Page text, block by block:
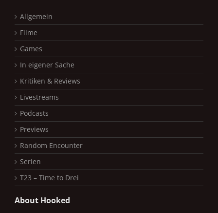
Allgemein
Filme
Games
In eigener Sache
Kritiken & Reviews
Livestreams
Podcasts
Previews
Random Encounter
Serien
T23 – Time to Drei
About Hooked